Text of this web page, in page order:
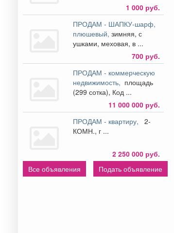
1 000 руб.
ПРОДАМ - ШАПКУ-шарф,
плюшевый,зимняя, с
ушками, меховая, в ...
700 руб.
ПРОДАМ - коммерческую
недвижимость, площадь
(299 сотка), Код ...
11 000 000 руб.
ПРОДАМ - квартиру,
2-
КОМН., г ...
2 250 000 руб.
Все объявления
Подать объявление